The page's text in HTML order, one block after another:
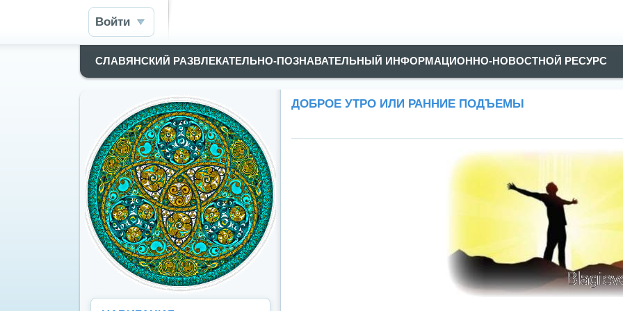
Войти
СЛАВЯНСКИЙ РАЗВЛЕКАТЕЛЬНО-ПОЗНАВАТЕЛЬНЫЙ ИНФОРМАЦИОННО-НОВОСТНОЙ РЕСУРС
ДОБРОЕ УТРО ИЛИ РАННИЕ ПОДЪЕМЫ